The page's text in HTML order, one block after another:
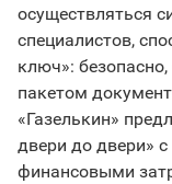
осуществляться
специалистов,
ключ»:
пакетом
«Газелькин»
двери до двери»
финансовыми